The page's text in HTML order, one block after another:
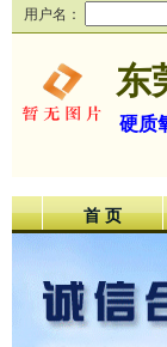
用户名：
东
硬质
首 页